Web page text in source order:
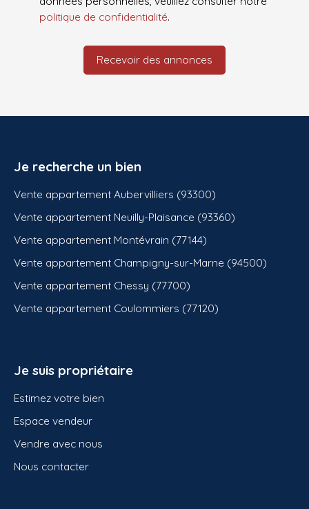
politique de confidentialité.
Recevoir des annonces
Je recherche un bien
Vente appartement Aubervilliers (93300)
Vente appartement Neuilly-Plaisance (93360)
Vente appartement Montévrain (77144)
Vente appartement Champigny-sur-Marne (94500)
Vente appartement Chessy (77700)
Vente appartement Coulommiers (77120)
Je suis propriétaire
Estimez votre bien
Espace vendeur
Vendre avec nous
Nous contacter